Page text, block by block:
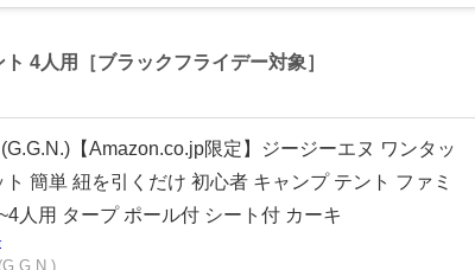
4人用［ブラックフライデー対象］
【Amazon.co.jp限定】ジージーエヌ ワンタッ
簡単 紐を引くだけ 初心者 キャンプ テント ファミ
人用 タープ ポール付 シート付 カーキ